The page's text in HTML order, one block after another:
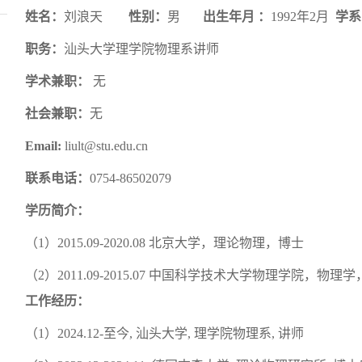
姓名： 刘浪天 性别： 男 出生年月 ： 1992年2月 学系
职务： 汕头大学理学院物理系讲师
学术兼职： 无
社会兼职： 无
Email: liult@stu.edu.cn
联系电话： 0754-86502079
学历简介：
（1 ） 2015.09-2020.08 北京大学 ， 理论物理 ，博士
（2） 2011 .09-2015.07 中国科学技术大学物理学院， 物理学
工作经历：
（1 ） 2024.12-至今, 汕头大学, 理学院物理系, 讲师